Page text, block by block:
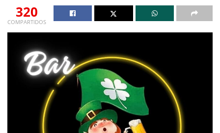
320
COMPARTIDOS